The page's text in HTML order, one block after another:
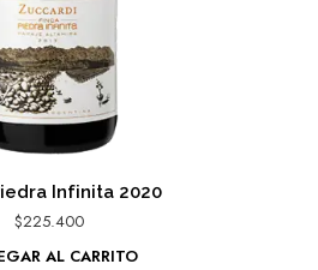
Infinita 2020
$225.400
AL CARRITO